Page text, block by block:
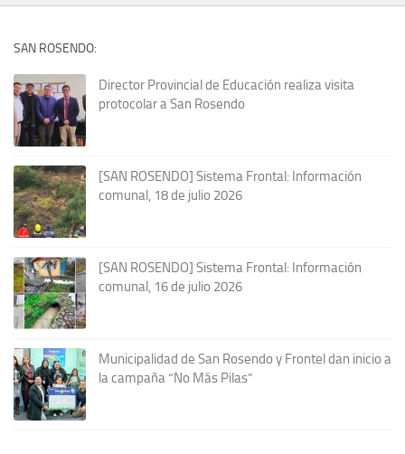
SAN ROSENDO:
Director Provincial de Educación realiza visita
protocolar a San Rosendo
[SAN ROSENDO] Sistema Frontal: Información
comunal, 18 de julio 2026
[SAN ROSENDO] Sistema Frontal: Información
comunal, 16 de julio 2026
Municipalidad de San Rosendo y Frontel dan inicio a
la campaña “No Más Pilas”